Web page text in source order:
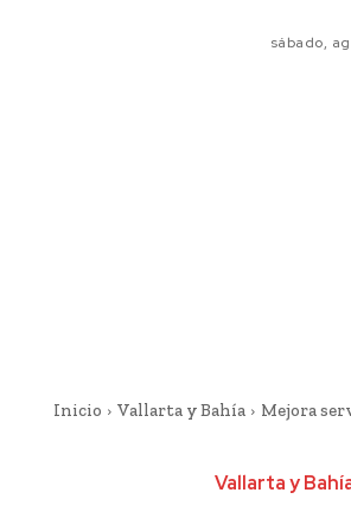
sábado,
Inicio Vallarta y Bahía Mejora
Vallarta y